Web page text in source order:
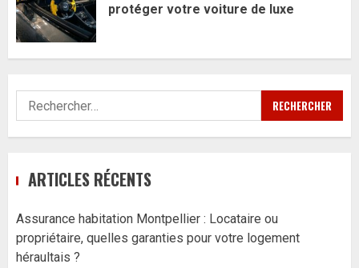
protéger votre voiture de luxe
Rechercher :
ARTICLES RÉCENTS
Assurance habitation Montpellier : Locataire ou
propriétaire, quelles garanties pour votre logement
héraultais ?